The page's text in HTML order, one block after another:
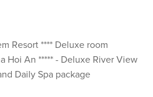
Resort **** Deluxe room
Hoi An ***** - Deluxe River View
Daily Spa package